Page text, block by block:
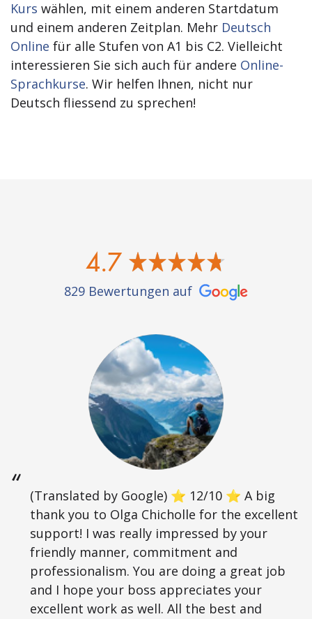
Kurs wählen, mit einem anderen Startdatum
und einem anderen Zeitplan. Mehr Deutsch
Online für alle Stufen von A1 bis C2. Vielleicht
interessieren Sie sich auch für andere Online-
Sprachkurse. Wir helfen Ihnen, nicht nur
Deutsch fliessend zu sprechen!
4.7
829 Bewertungen auf
(Translated by Google) ⭐ 12/10 ⭐ A big
thank you to Olga Chicholle for the excellent
support! I was really impressed by your
friendly manner, commitment and
professionalism. You are doing a great job
and I hope your boss appreciates your
excellent work as well. All the best and